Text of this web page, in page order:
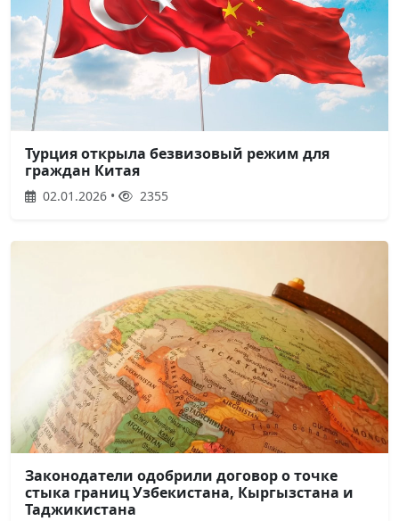
Турция открыла безвизовый режим для
граждан Китая
02.01.2026 • 2355
Законодатели одобрили договор о точке
стыка границ Узбекистана, Кыргызстана и
Таджикистана